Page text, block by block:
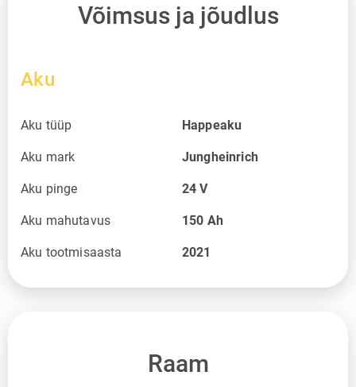
Võimsus ja jõudlus
Aku
Aku tüüp Happeaku
Aku mark Jungheinrich
Aku pinge 24V
Aku mahutavus 150 Ah
Aku tootmisaasta 2021
Raam